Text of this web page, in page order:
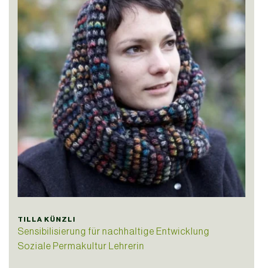
TILLA KÜNZLI
Sensibilisierung für nachhaltige Entwicklung
Soziale Permakultur Lehrerin